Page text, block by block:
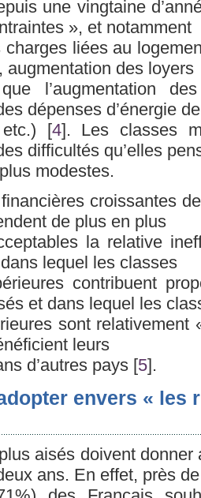
une vingtaine
», et notamment
charges liées au
augmentation des loyers
l’augmentation
dépenses d’énergie
[4]. Les classes
difficultés qu’elles
modestes.
croissantes
de plus en plus
la relative
lequel les classes
contribuent
et dans lequel les
sont relativement
leurs
d’autres pays [5].
envers « les
aisés doivent
ans. En effet, près de